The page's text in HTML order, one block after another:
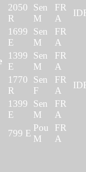
2050
R
Sen
M
FR
A
1699
E
Sen
M
FR
A
1399
E
Sen
M
FR
A
1770
R
Sen
F
FR
A
1399
E
Sen
M
FR
A
799 E
Pou
M
FR
A